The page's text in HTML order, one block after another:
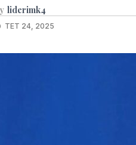
liderimk4
TET 24, 2025